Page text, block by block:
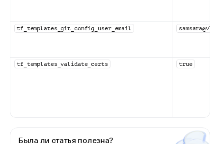
tf_templates_git_config_user_email
tf_templates_validate_certs true
Была ли статья полезна?